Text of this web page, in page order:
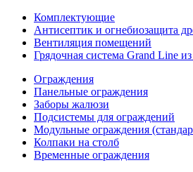
Комплектующие
Антисептик и огнебиозащита
Вентиляция помещений
Грядочная система Grand Line
Ограждения
Панельные ограждения
Заборы жалюзи
Подсистемы для ограждений
Модульные ограждения
Колпаки на столб
Временные ограждения